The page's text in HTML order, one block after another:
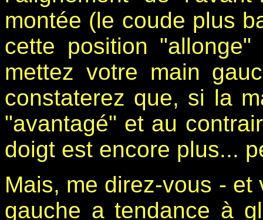
montée (le coude plus
cette position
mettez votre main
constaterez que, si la
"avantagé" et au
doigt est encore plus...
Mais, me direz-vous - et
gauche a tendance à